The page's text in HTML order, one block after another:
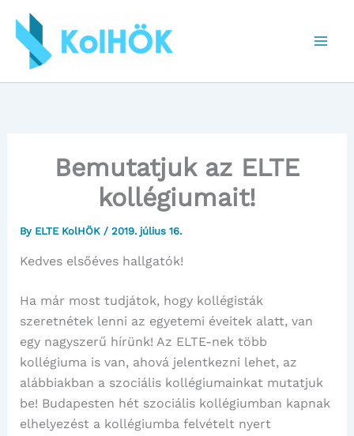
content
Bemutatjuk az ELTE
kollégiumait!
By ELTE KolHÖK / 2019. július 16.
Kedves elsőéves hallgatók!
Ha már most tudjátok, hogy kollégisták
szeretnétek lenni az egyetemi éveitek alatt, van
egy nagyszerű hírünk! Az ELTE-nek több
kollégiuma is van, ahová jelentkezni lehet, az
alábbiakban a szociális kollégiumainkat mutatjuk
be! Budapesten hét szociális kollégiumban kapnak
elhelyezést a kollégiumba felvételt nyert